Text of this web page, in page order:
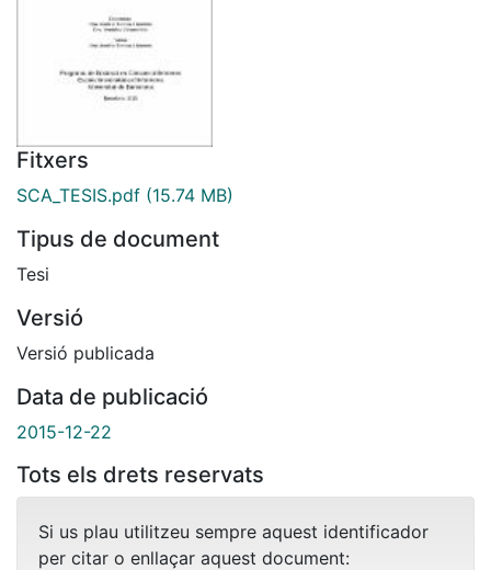
Fitxers
SCA_TESIS.pdf (15.74 MB)
Tipus de document
Tesi
Versió
Versió publicada
Data de publicació
2015-12-22
Tots els drets reservats
Si us plau utilitzeu sempre aquest identificador
per citar o enllaçar aquest document: